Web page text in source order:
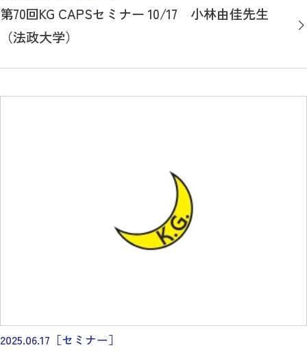
第70回KG CAPSセミナー 10/17 小林由佳先生
（法政大学）
2025.06.17 ［セミナー］